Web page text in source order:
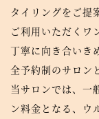
タイリングをご提
ご利用いただくワ
丁寧に向き合いき
全予約制のサロン
当サロンでは、一
ン料金となる、ウ